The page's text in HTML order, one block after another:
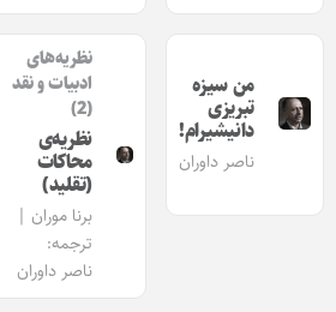
من سیزه
تبریزی
دانیشیرام!
ناصر داوران
نظریه‌های
ادبیات و نقد
(2)
نظریه‌ی
محاکات
(تقلید)
برنا موران |
ترجمه:
ناصر داوران